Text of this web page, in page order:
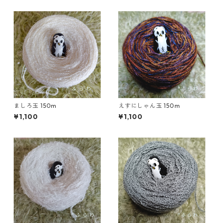
ましろ玉 150m
¥1,100
えすにしゃん玉 150m
¥1,100